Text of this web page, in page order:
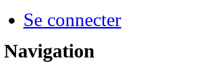
Se connecter
Navigation